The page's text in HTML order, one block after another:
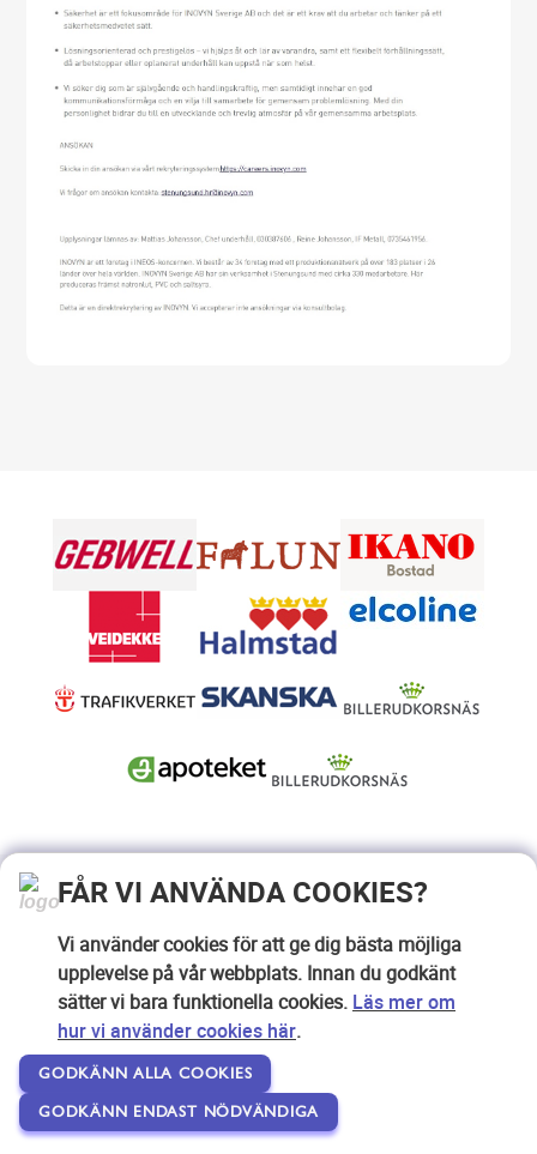
FÅR VI ANVÄNDA COOKIES?
Vi använder cookies för att ge dig bästa möjliga
upplevelse på vår webbplats. Innan du godkänt
sätter vi bara funktionella cookies. Läs mer om
hur vi använder cookies här.
GODKÄNN ALLA COOKIES
GODKÄNN ENDAST NÖDVÄNDIGA